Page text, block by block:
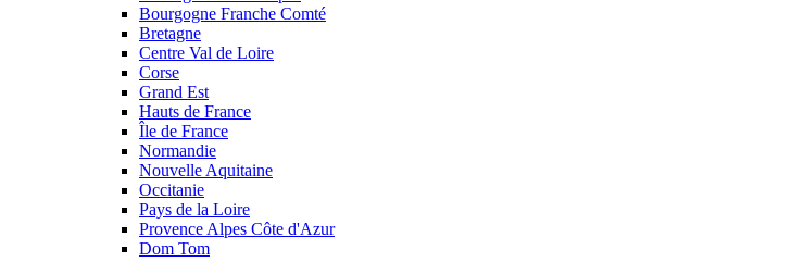
Bourgogne Franche Comté
Bretagne
Centre Val de Loire
Corse
Grand Est
Hauts de France
Île de France
Normandie
Nouvelle Aquitaine
Occitanie
Pays de la Loire
Provence Alpes Côte d'Azur
Dom Tom